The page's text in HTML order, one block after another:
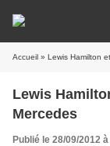
Accueil » Lewis Hamilton
Lewis
Mercedes
Publié le 28/09/2012